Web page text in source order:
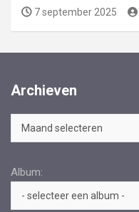
7 september 2025
Archieven
Archieven
Album: